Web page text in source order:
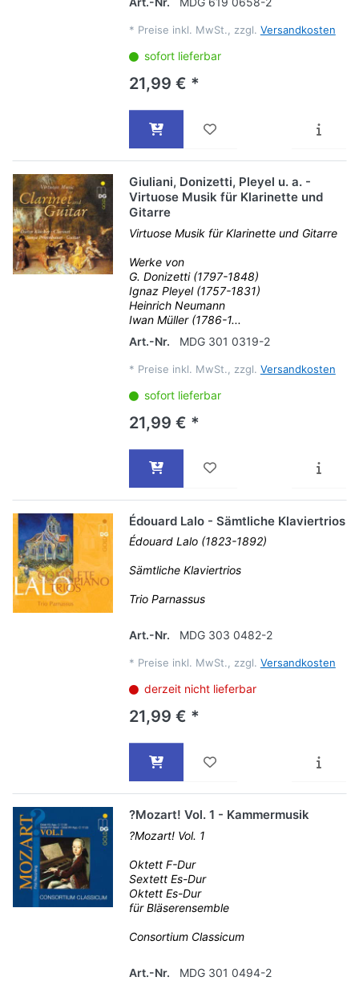
* Preise inkl. MwSt., zzgl. Versandkosten
sofort lieferbar
21,99 € *
Giuliani, Donizetti, Pleyel u. a. -
Virtuose Musik für Klarinette und
Gitarre
Virtuose Musik für Klarinette und Gitarre
Werke von
G. Donizetti (1797-1848)
Ignaz Pleyel (1757-1831)
Heinrich Neumann
Iwan Müller (1786-1...
Art.-Nr.
MDG 301 0319-2
* Preise inkl. MwSt., zzgl. Versandkosten
sofort lieferbar
21,99 € *
Édouard Lalo - Sämtliche Klaviertrios
Édouard Lalo (1823-1892)
Sämtliche Klaviertrios
Trio Parnassus
Art.-Nr. MDG 303 0482-2
* Preise inkl. MwSt., zzgl. Versandkosten
derzeit nicht lieferbar
21,99 € *
?Mozart! Vol. 1 - Kammermusik
?Mozart! Vol. 1
Oktett F-Dur
Sextett Es-Dur
Oktett Es-Dur
für Bläserensemble
Consortium Classicum
Art.-Nr. MDG 301 0494-2